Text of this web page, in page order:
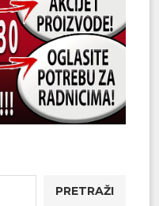
PRETRAŽI